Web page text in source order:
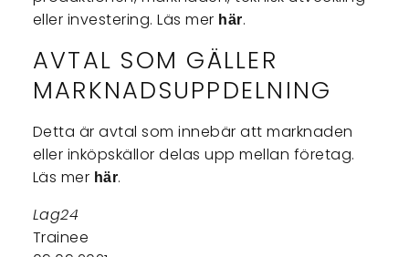
eller investering. Läs mer här.
AVTAL SOM GÄLLER
MARKNADSUPPDELNING
Detta är avtal som innebär att marknaden
eller inköpskällor delas upp mellan företag.
Läs mer här.
Lag24
Trainee